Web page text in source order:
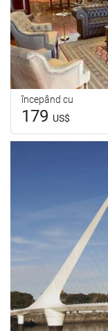
începând cu
179 US$